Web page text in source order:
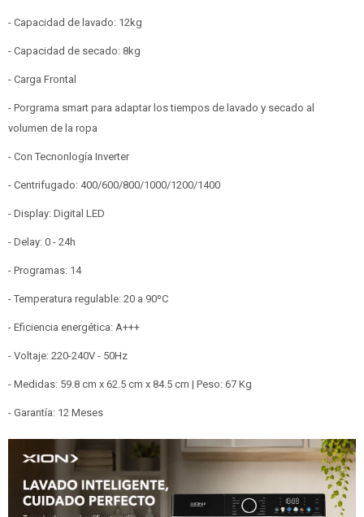
- Capacidad de lavado: 12kg
- Capacidad de secado: 8kg
- Carga Frontal
- Porgrama smart para adaptar los tiempos de lavado y secado al
volumen de la ropa
- Con Tecnonlogía Inverter
- Centrifugado: 400/600/800/1000/1200/1400
- Display: Digital LED
- Delay: 0 - 24h
- Programas: 14
- Temperatura regulable: 20 a 90ºC
- Eficiencia energética: A+++
- Voltaje: 220-240V - 50Hz
- Medidas: 59.8 cm x 62.5 cm x 84.5 cm | Peso: 67 Kg
- Garantía: 12 Meses